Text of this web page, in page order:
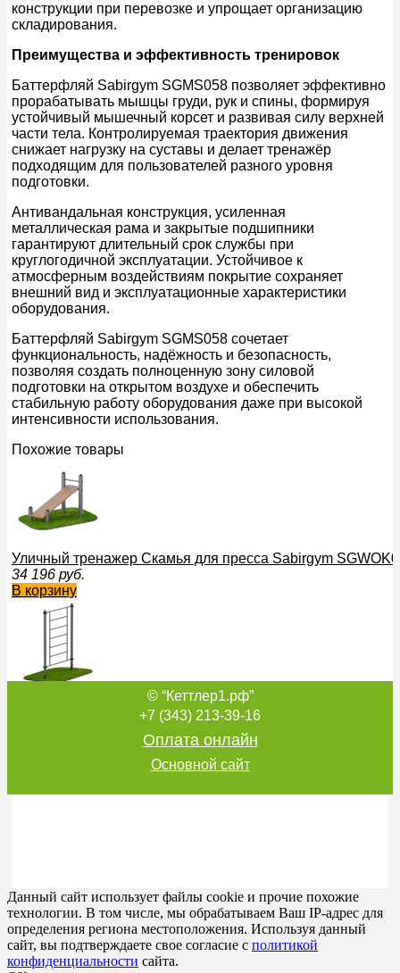
конструкции при перевозке и упрощает организацию
складирования.
Преимущества и эффективность тренировок
Баттерфляй Sabirgym SGMS058 позволяет эффективно
прорабатывать мышцы груди, рук и спины, формируя
устойчивый мышечный корсет и развивая силу верхней
части тела. Контролируемая траектория движения
снижает нагрузку на суставы и делает тренажёр
подходящим для пользователей разного уровня
подготовки.
Антивандальная конструкция, усиленная
металлическая рама и закрытые подшипники
гарантируют длительный срок службы при
круглогодичной эксплуатации. Устойчивое к
атмосферным воздействиям покрытие сохраняет
внешний вид и эксплуатационные характеристики
оборудования.
Баттерфляй Sabirgym SGMS058 сочетает
функциональность, надёжность и безопасность,
позволяя создать полноценную зону силовой
подготовки на открытом воздухе и обеспечить
стабильную работу оборудования даже при высокой
интенсивности использования.
Похожие товары
Уличный тренажер Скамья для пресса Sabirgym
34 196 руб.
В корзину
Уличный тренажер Шведская стенка Sabirgym
© “Кеттлер1.рф”
+7 (343) 213-39-16
Оплата онлайн
Основной сайт
Данный сайт использует файлы cookie и прочие похожие
технологии. В том числе, мы обрабатываем Ваш IP-адрес для
определения региона местоположения. Используя данный
сайт, вы подтверждаете свое согласие с политикой
конфиденциальности сайта.